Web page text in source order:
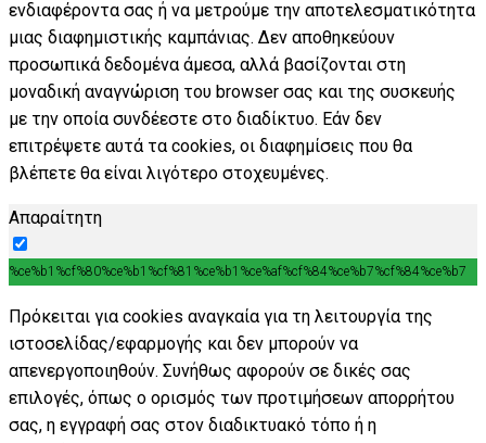
ενδιαφέροντα σας ή να μετρούμε την αποτελεσματικότητα
μιας διαφημιστικής καμπάνιας. Δεν αποθηκεύουν
προσωπικά δεδομένα άμεσα, αλλά βασίζονται στη
μοναδική αναγνώριση του browser σας και της συσκευής
με την οποία συνδέεστε στο διαδίκτυο. Εάν δεν
επιτρέψετε αυτά τα cookies, οι διαφημίσεις που θα
βλέπετε θα είναι λιγότερο στοχευμένες.
Απαραίτητη
%ce%b1%cf%80%ce%b1%cf%81%ce%b1%ce%af%cf%84%ce%b7%cf%84%ce%b7
Πρόκειται για cookies αναγκαία για τη λειτουργία της
ιστοσελίδας/εφαρμογής και δεν μπορούν να
απενεργοποιηθούν. Συνήθως αφορούν σε δικές σας
επιλογές, όπως ο ορισμός των προτιμήσεων απορρήτου
σας, η εγγραφή σας στον διαδικτυακό τόπο ή η